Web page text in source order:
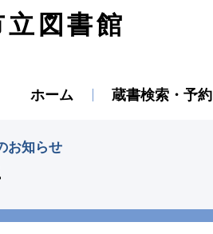
図書館
ホーム 蔵書検索・予約
お知らせ